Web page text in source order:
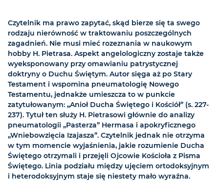
Czytelnik ma prawo zapytać, skąd bierze się ta swego
rodzaju nierówność w traktowaniu poszczególnych
zagadnień. Nie musi mieć rozeznania w naukowym
hobby H. Pietrasa. Aspekt angelologiczny zostaje także
wyeksponowany przy omawianiu patrystycznej
doktryny o Duchu Świętym. Autor sięga aż po Stary
Testament i wspomina pneumatologię Nowego
Testamentu, jednakże umieszcza to w punkcie
zatytułowanym: „Anioł Ducha Świętego i Kościół” (s. 227-
237). Tytuł ten służy H. Pietrasowi głównie do analizy
pneumatologii „Pasterza” Hermasa i apokryficznego
„Wniebowzięcia Izajasza”. Czytelnik jednak nie otrzyma
w tym momencie wyjaśnienia, jakie rozumienie Ducha
Świętego otrzymali i przejęli Ojcowie Kościoła z Pisma
Świętego. Linia podziału między ujęciem ortodoksyjnym
i heterodoksyjnym staje się niestety mało wyraźna.